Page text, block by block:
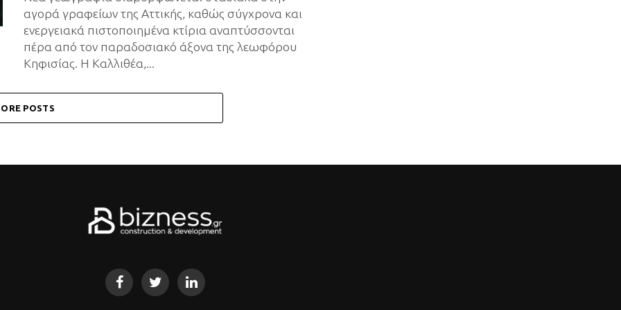
αγορά γραφείων της Αττικής, καθώς σύγχρονα και
ενεργειακά πιστοποιημένα κτίρια αναπτύσσονται
πέρα από τον παραδοσιακό άξονα της λεωφόρου
Κηφισίας. Η Καλλιθέα,...
POSTS